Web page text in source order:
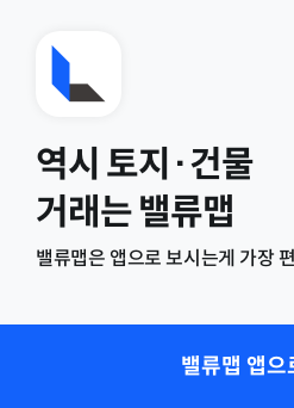
역시 토지·건물
거래는 밸류맵
밸류맵은 앱으로 보시는게 가장
밸류맵 앱으